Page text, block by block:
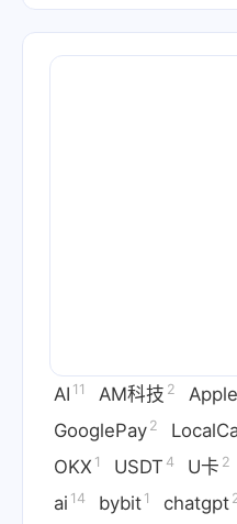
AI 11 AM科技 2
GooglePay 2
OKX 1 USDT 4 U卡 2
ai 14 bybit 1 chatgpt